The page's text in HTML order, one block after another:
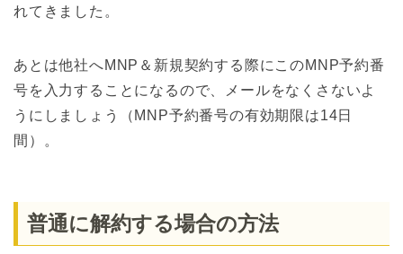
れてきました。
あとは他社へMNP＆新規契約する際にこのMNP予約番
号を入力することになるので、メールをなくさないよ
うにしましょう（MNP予約番号の有効期限は14日
間）。
普通に解約する場合の方法